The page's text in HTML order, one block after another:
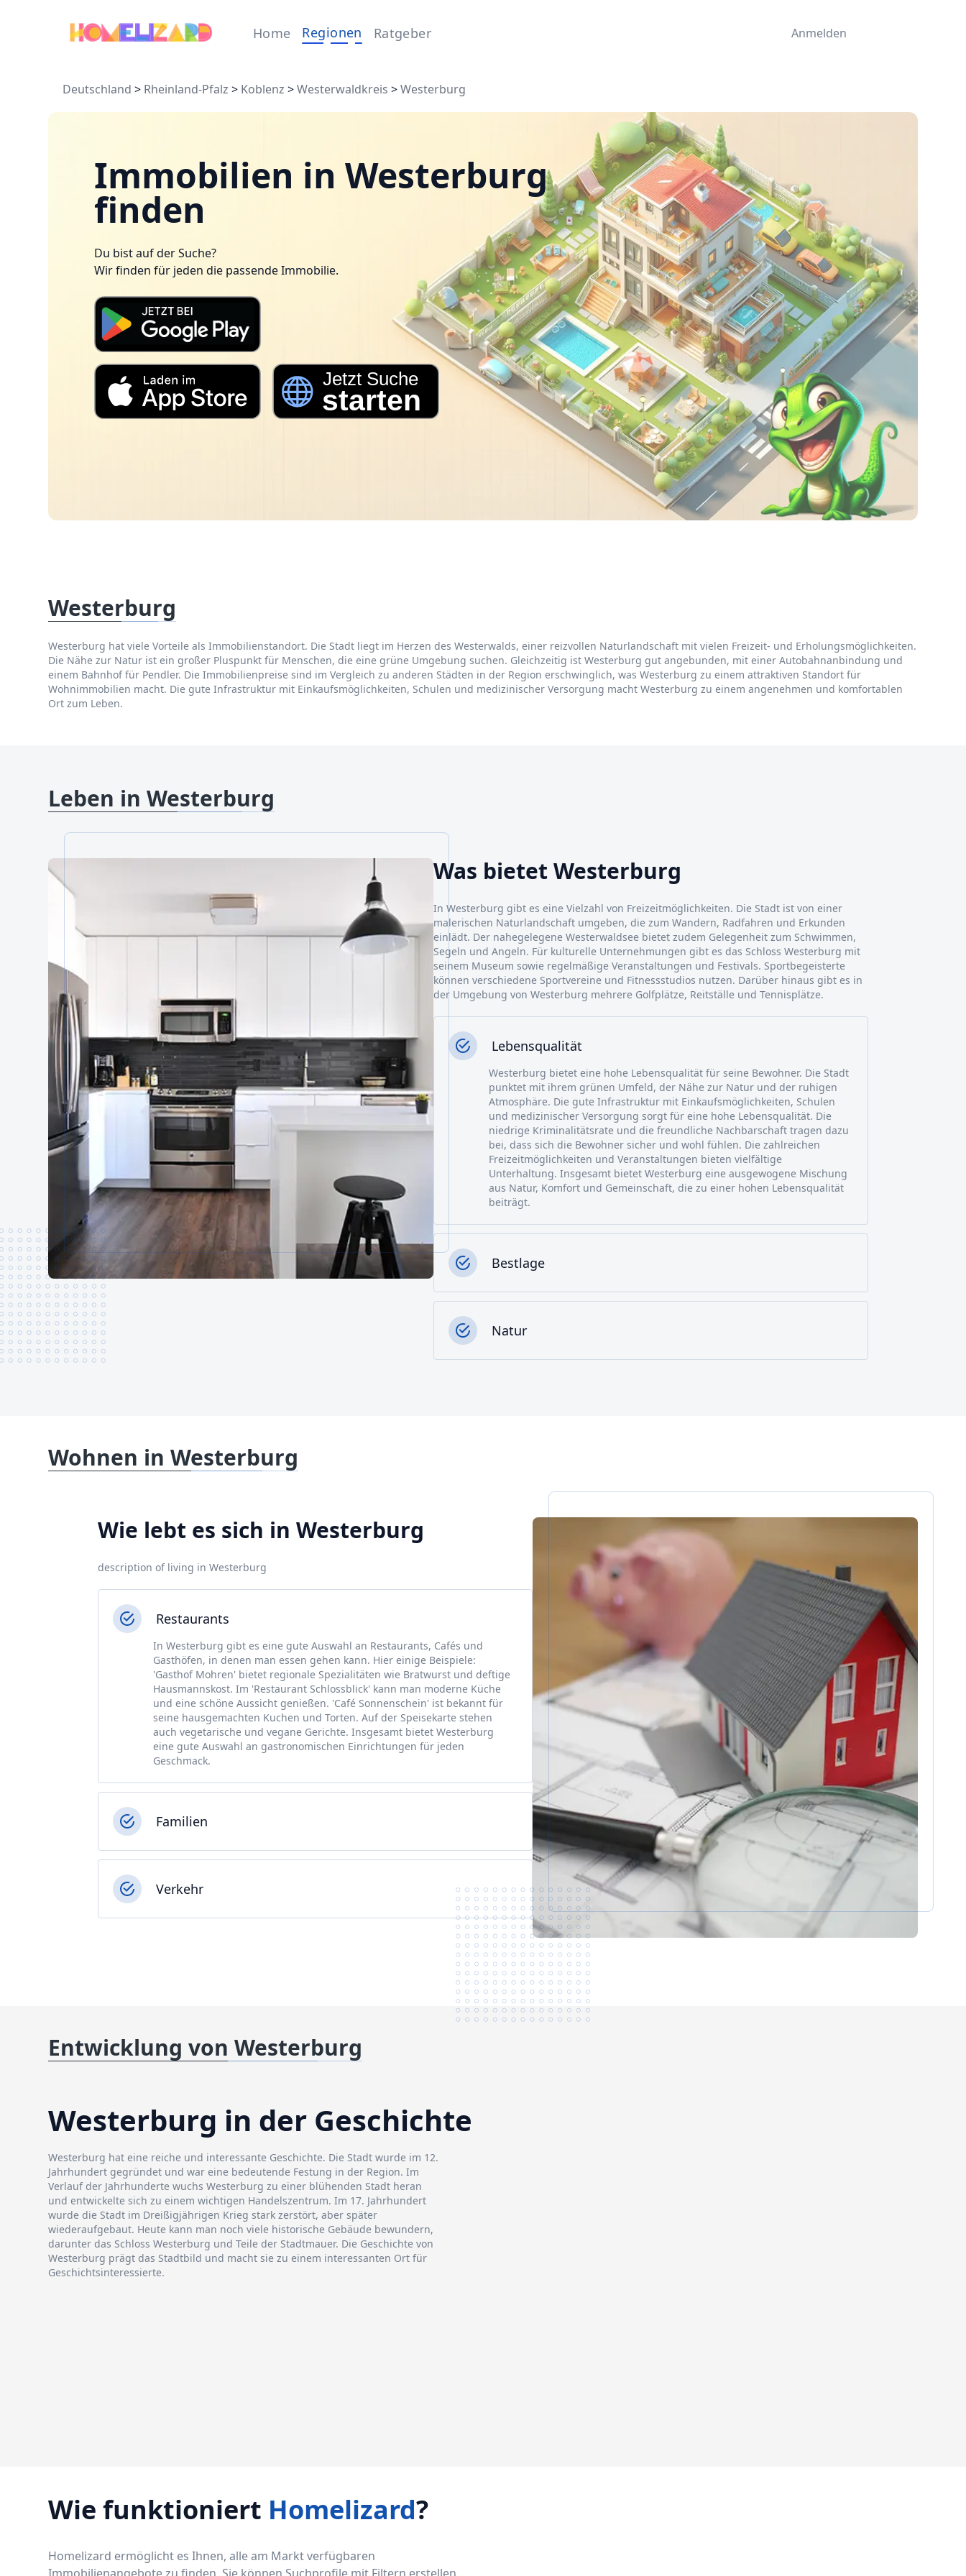
Home Regionen Ratgeber Anmelden
Deutschland > Rheinland-Pfalz > Koblenz >Westerwaldkreis >Westerburg
Immobilien in Westerburg
finden
Du bist auf der Suche?
Wir finden für jeden die passende Immobilie.
Westerburg
Westerburg hat viele Vorteile als Immobilienstandort. Die Stadt liegt im Herzen des Westerwalds, einer reizvollen Naturlandschaft mit vielen Freizeit- und Erholungsmöglichkeiten.
Die Nähe zur Natur ist ein großer Pluspunkt für Menschen, die eine grüne Umgebung suchen. Gleichzeitig ist Westerburg gut angebunden, mit einer Autobahnanbindung und
einem Bahnhof für Pendler. Die Immobilienpreise sind im Vergleich zu anderen Städten in der Region erschwinglich, was Westerburg zu einem attraktiven Standort für
Wohnimmobilien macht. Die gute Infrastruktur mit Einkaufsmöglichkeiten, Schulen und medizinischer Versorgung macht Westerburg zu einem angenehmen und komfortablen
Ort zum Leben.
Leben in Westerburg
Was bietet Westerburg
In Westerburg gibt es eine Vielzahl von Freizeitmöglichkeiten. Die Stadt ist von einer
malerischen Naturlandschaft umgeben, die zum Wandern, Radfahren und Erkunden
einlädt. Der nahegelegene Westerwaldsee bietet zudem Gelegenheit zum Schwimmen,
Segeln und Angeln. Für kulturelle Unternehmungen gibt es das Schloss Westerburg mit
seinem Museum sowie regelmäßige Veranstaltungen und Festivals. Sportbegeisterte
können verschiedene Sportvereine und Fitnessstudios nutzen. Darüber hinaus gibt es in
der Umgebung von Westerburg mehrere Golfplätze, Reitställe und Tennisplätze.
Lebensqualität
Westerburg bietet eine hohe Lebensqualität für seine Bewohner. Die Stadt
punktet mit ihrem grünen Umfeld, der Nähe zur Natur und der ruhigen
Atmosphäre. Die gute Infrastruktur mit Einkaufsmöglichkeiten, Schulen
und medizinischer Versorgung sorgt für eine hohe Lebensqualität. Die
niedrige Kriminalitätsrate und die freundliche Nachbarschaft tragen dazu
bei, dass sich die Bewohner sicher und wohl fühlen. Die zahlreichen
Freizeitmöglichkeiten und Veranstaltungen bieten vielfältige
Unterhaltung. Insgesamt bietet Westerburg eine ausgewogene Mischung
aus Natur, Komfort und Gemeinschaft, die zu einer hohen Lebensqualität
beiträgt.
Bestlage
Natur
Wohnen in Westerburg
Wie lebt es sich in Westerburg
description of living in Westerburg
Restaurants
In Westerburg gibt es eine gute Auswahl an Restaurants, Cafés und
Gasthöfen, in denen man essen gehen kann. Hier einige Beispiele:
'Gasthof Mohren' bietet regionale Spezialitäten wie Bratwurst und deftige
Hausmannskost. Im 'Restaurant Schlossblick' kann man moderne Küche
und eine schöne Aussicht genießen. 'Café Sonnenschein' ist bekannt für
seine hausgemachten Kuchen und Torten. Auf der Speisekarte stehen
auch vegetarische und vegane Gerichte. Insgesamt bietet Westerburg
eine gute Auswahl an gastronomischen Einrichtungen für jeden
Geschmack.
Familien
Verkehr
Entwicklung von Westerburg
Westerburg in der Geschichte
Westerburg hat eine reiche und interessante Geschichte. Die Stadt wurde im 12.
Jahrhundert gegründet und war eine bedeutende Festung in der Region. Im
Verlauf der Jahrhunderte wuchs Westerburg zu einer blühenden Stadt heran
und entwickelte sich zu einem wichtigen Handelszentrum. Im 17. Jahrhundert
wurde die Stadt im Dreißigjährigen Krieg stark zerstört, aber später
wiederaufgebaut. Heute kann man noch viele historische Gebäude bewundern,
darunter das Schloss Westerburg und Teile der Stadtmauer. Die Geschichte von
Westerburg prägt das Stadtbild und macht sie zu einem interessanten Ort für
Geschichtsinteressierte.
Wie funktioniert Homelizard?
Homelizard ermöglicht es Ihnen, alle am Markt verfügbaren